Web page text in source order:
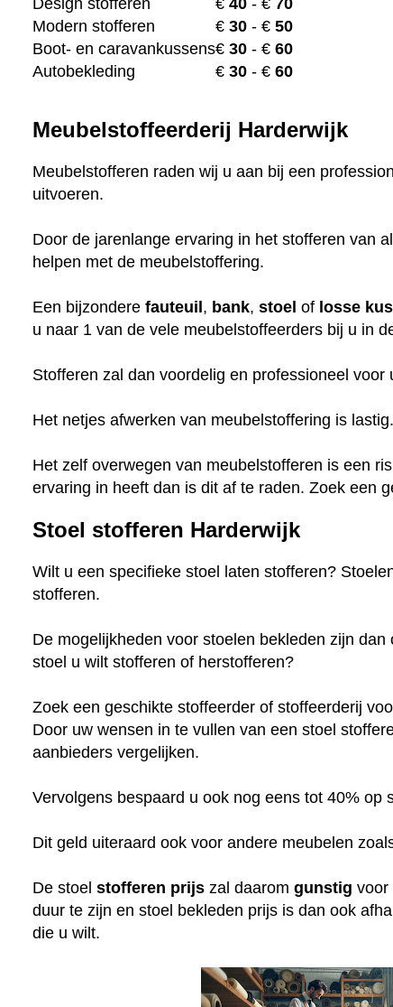
Modern stofferen
€30 - €50
Boot- en caravankussens€30 - €60
Autobekleding
€30 - €60
Meubelstoffeerderij Harderwijk
Meubelstofferen raden wij u aan bij een
uitvoeren.
Door de jarenlange ervaring in het stofferen van
helpen met de meubelstoffering.
Een bijzonderefauteuil , bank,stoel of losse
u naar 1 van de vele meubelstoffeerders bij u in
Stofferen zal dan voordelig en professioneel
Het netjes afwerken van meubelstoffering is
Het zelf overwegen van meubelstofferen is een
ervaring in heeft dan is dit af te raden. Zoek een
Stoel stofferen Harderwijk
Wilt u een specifieke stoel laten stofferen?
stofferen.
De mogelijkheden voor stoelen bekleden zijn
stoel u wilt stofferen of herstofferen?
Zoek een geschikte stoffeerder of stoffeerderij
Door uw wensen in te vullen van een stoel
aanbieders vergelijken.
Vervolgens bespaard u ook nog eens tot 40% op
Dit geld uiteraard ook voor andere meubelen
De stoelstofferen prijs zal daaromgunstig voor
duur te zijn en stoel bekleden prijs is dan ook
die u wilt.